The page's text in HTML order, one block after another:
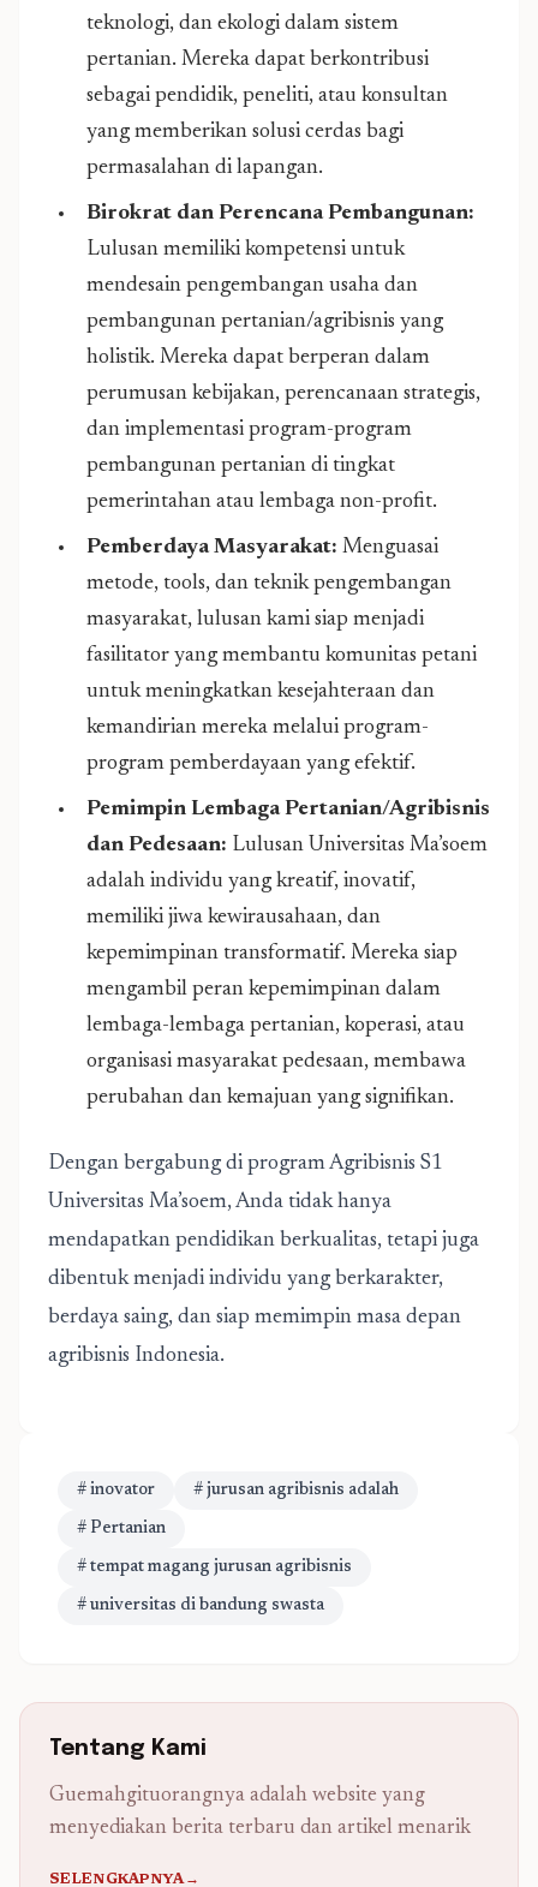
teknologi, dan ekologi dalam sistem
pertanian. Mereka dapat berkontribusi
sebagai pendidik, peneliti, atau konsultan
yang memberikan solusi cerdas bagi
permasalahan di lapangan.
Birokrat dan Perencana Pembangunan:
Lulusan memiliki kompetensi untuk
mendesain pengembangan usaha dan
pembangunan pertanian/agribisnis yang
holistik. Mereka dapat berperan dalam
perumusan kebijakan, perencanaan strategis,
dan implementasi program-program
pembangunan pertanian di tingkat
pemerintahan atau lembaga non-profit.
Pemberdaya Masyarakat: Menguasai
metode, tools, dan teknik pengembangan
masyarakat, lulusan kami siap menjadi
fasilitator yang membantu komunitas petani
untuk meningkatkan kesejahteraan dan
kemandirian mereka melalui program-
program pemberdayaan yang efektif.
Pemimpin Lembaga Pertanian/Agribisnis
dan Pedesaan: Lulusan Universitas Ma’soem
adalah individu yang kreatif, inovatif,
memiliki jiwa kewirausahaan, dan
kepemimpinan transformatif. Mereka siap
mengambil peran kepemimpinan dalam
lembaga-lembaga pertanian, koperasi, atau
organisasi masyarakat pedesaan, membawa
perubahan dan kemajuan yang signifikan.
Dengan bergabung di program Agribisnis S1
Universitas Ma’soem, Anda tidak hanya
mendapatkan pendidikan berkualitas, tetapi juga
dibentuk menjadi individu yang berkarakter,
berdaya saing, dan siap memimpin masa depan
agribisnis Indonesia.
# inovator # jurusan agribisnis adalah
# Pertanian
# tempat magang jurusan agribisnis
# universitas di bandung swasta
Tentang Kami
Guemahgituorangnya adalah website yang
menyediakan berita terbaru dan artikel menarik
SELENGKAPNYA→